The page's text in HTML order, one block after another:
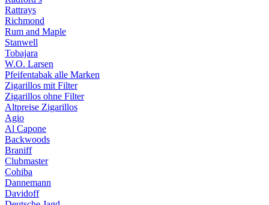
Rattrays
Richmond
Rum and Maple
Stanwell
Tobajara
W.O. Larsen
Pfeifentabak alle Marken
Zigarillos mit Filter
Zigarillos ohne Filter
Altpreise Zigarillos
Agio
Al Capone
Backwoods
Braniff
Clubmaster
Cohiba
Dannemann
Davidoff